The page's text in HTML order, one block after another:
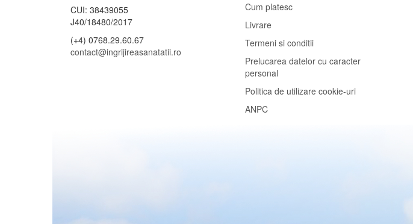
CUI: 38439055
J40/18480/2017
(+4) 0768.29.60.67
contact@ingrijireasanatatii.ro
Cum platesc
Livrare
Termeni si conditii
Prelucarea datelor cu caracter
personal
Politica de utilizare cookie-uri
ANPC